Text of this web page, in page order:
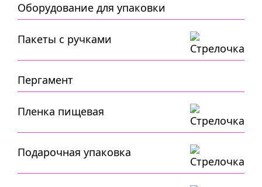
Оборудование для упаковки
Пакеты с ручками
Пергамент
Пленка пищевая
Подарочная упаковка